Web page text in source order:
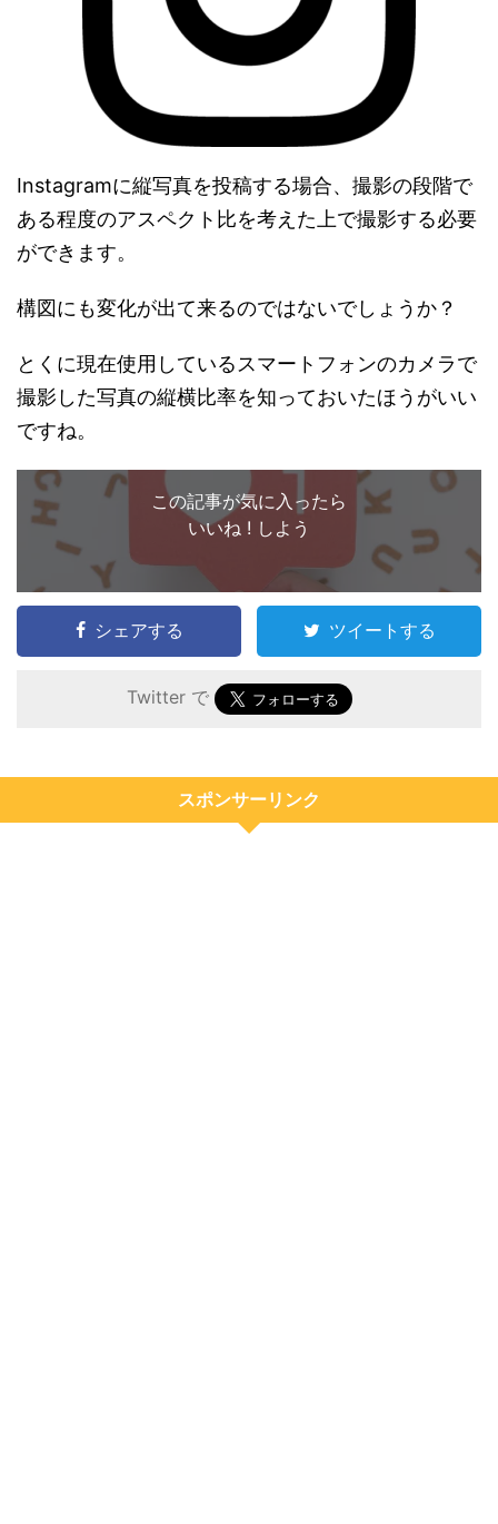
Instagramに縦写真を投稿する場合、撮影の段階で
ある程度のアスペクト比を考えた上で撮影する必要
ができます。
構図にも変化が出て来るのではないでしょうか？
とくに現在使用しているスマートフォンのカメラで
撮影した写真の縦横比率を知っておいたほうがいい
ですね。
この記事が気に入ったら
いいね ! しよう
シェアする ツイートする
Twitter で
スポンサーリンク